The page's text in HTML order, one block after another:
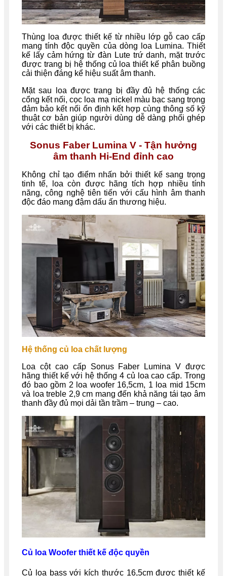
Thùng loa được thiết kế từ nhiều lớp gỗ cao cấp
mang tính độc quyền của dòng loa Lumina. Thiết
kế lấy cảm hứng từ đàn Lute trứ danh, mặt trước
được trang bị hệ thống củ loa thiết kế phân buồng
cải thiện đáng kể hiệu suất âm thanh.
Mặt sau loa được trang bị đầy đủ hệ thống các
cổng kết nối, cọc loa mạ nickel màu bạc sang trọng
đảm bảo kết nối ổn định kết hợp cùng thông số kỹ
thuật cơ bản giúp người dùng dễ dàng phối ghép
với các thiết bị khác.
Sonus Faber Lumina V - Tận hưởng
âm thanh Hi-End đỉnh cao
Không chỉ tạo điểm nhấn bởi thiết kế sang trọng
tinh tế, loa còn được hãng tích hợp nhiều tính
năng, công nghệ tiên tiến với cấu hình âm thanh
độc đáo mang đậm dấu ấn thương hiệu.
Hệ thống củ loa chất lượng
Loa cột cao cấp Sonus Faber Lumina V được
hãng thiết kế với hệ thống 4 củ loa cao cấp. Trong
đó bao gồm 2 loa woofer 16,5cm, 1 loa mid 15cm
và loa treble 2,9 cm mang đến khả năng tái tạo âm
thanh đầy đủ mọi dải tần trầm – trung – cao.
Củ loa Woofer thiết kế độc quyền
Củ loa bass với kích thước 16,5cm được thiết kế